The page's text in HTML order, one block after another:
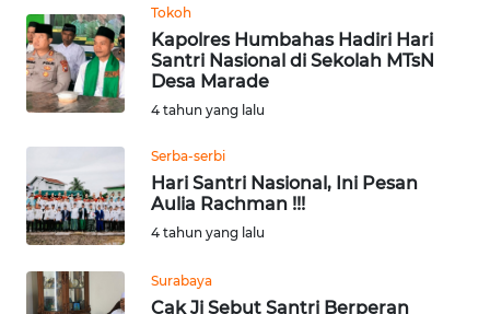
Tokoh
Kapolres Humbahas Hadiri Hari
Santri Nasional di Sekolah MTsN
Desa Marade
4 tahun yang lalu
Serba-serbi
Hari Santri Nasional, Ini Pesan
Aulia Rachman !!!
4 tahun yang lalu
Surabaya
Cak Ji Sebut Santri Berperan
PAPUA
WN
PAPUA
BARAT
WN
RIAU
SERAMBI